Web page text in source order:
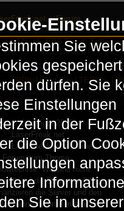
Forum
byphpBB® Forum Software
Limited
Deutsche Übersetzung durch
PRIVACY_LINK|
© Copyright 2025 -
LaserFreak.net
LaserFreak ist ein freies und
Forum zum Thema
Wir sind nicht
und die Banner auf dieser
die Server und den
von Fan Artikeln
Sie
gespeichert
dürfen. Sie
Einstellungen
in der
die Option
Sie in unserer